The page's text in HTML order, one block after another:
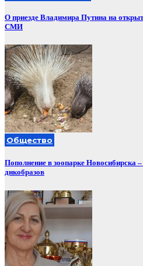
О приезде Владимира Путина на
СМИ
Общество
Пополнение в зоопарке Новосибирска
дикобразов